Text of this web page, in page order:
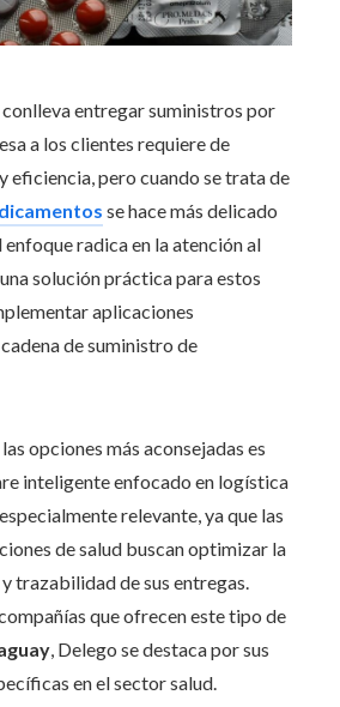
entregar suministros por
a los clientes requiere de
eficiencia, pero cuando se trata de
se hace más delicado
enfoque radica en la atención al
solución práctica para estos
aplicaciones
de suministro de
opciones más aconsejadas es
inteligente enfocado en logística
relevante, ya que las
de salud buscan optimizar la
trazabilidad de sus entregas.
que ofrecen este tipo de
, Delego se destaca por sus
en el sector salud.